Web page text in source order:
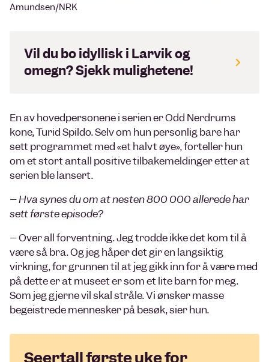
Amundsen/NRK
Vil du bo idyllisk i Larvik og
omegn? Sjekk mulighetene!
En av hovedpersonene i serien er Odd Nerdrums
kone, Turid Spildo. Selv om hun personlig bare har
sett programmet med «et halvt øye», forteller hun
om et stort antall positive tilbakemeldinger etter at
serien ble lansert.
– Hva synes du om at nesten 800 000 allerede har
sett første episode?
– Over all forventning. Jeg trodde ikke det kom til å
være så bra. Og jeg håper det gir en langsiktig
virkning, for grunnen til at jeg gikk inn for å være med
på dette er at museet er som et lite barn for meg.
Som jeg gjerne vil skal stråle. Vi ønsker masse
begeistrede mennesker på besøk, sier hun.